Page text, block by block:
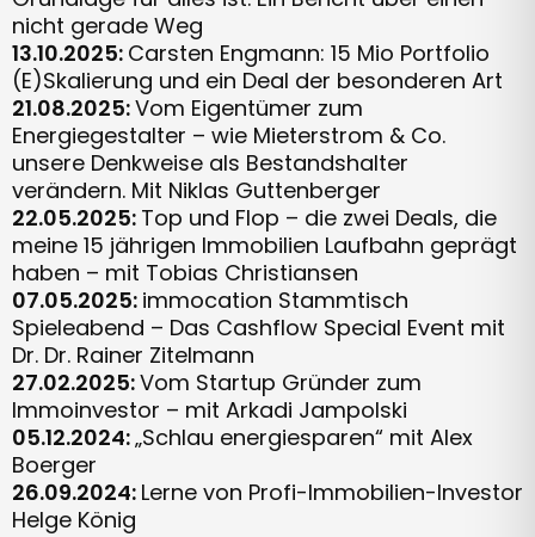
nicht gerade Weg
13.10.2025: Carsten Engmann: 15 Mio Portfolio
(E)Skalierung und ein Deal der besonderen Art
21.08.2025:Vom Eigentümer zum
Energiegestalter – wie Mieterstrom & Co.
unsere Denkweise als Bestandshalter
verändern. Mit Niklas Guttenberger
22.05.2025: Top und Flop – die zwei Deals, die
meine 15 jährigen Immobilien Laufbahn geprägt
haben – mit Tobias Christiansen
07.05.2025: immocation Stammtisch
Spieleabend – Das Cashflow Special Event mit
Dr. Dr. Rainer Zitelmann​
27.02.2025:Vom Startup Gründer zum
Immoinvestor – mit Arkadi Jampolski
05.12.2024:„Schlau energiesparen“ mit Alex
Boerger
26.09.2024: Lerne von Profi-Immobilien-Investor
Helge König